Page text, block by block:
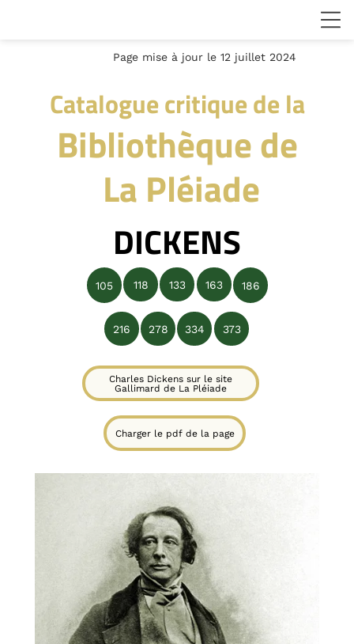
Catalogue critique de la
Bibliothèque de
La Pléiade
Page mise à jour le 12 juillet 2024
DICKENS
105 118 133 163 186
216 334 373
278
Charles Dickens sur le site
Gallimard de La Pléiade
Charger le pdf de la page